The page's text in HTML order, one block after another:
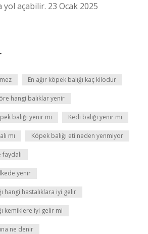
açabilir. 23 Ocak 2025
En ağır köpek balığı kaç kilodur
hangi balıklar yenir
balığı yenir mi Kedi balığı yenir mi
mı Köpek balığı eti neden yenmiyor
faydalı
yenir
hangi hastalıklara iyi gelir
kemiklere iyi gelir mi
ne denir